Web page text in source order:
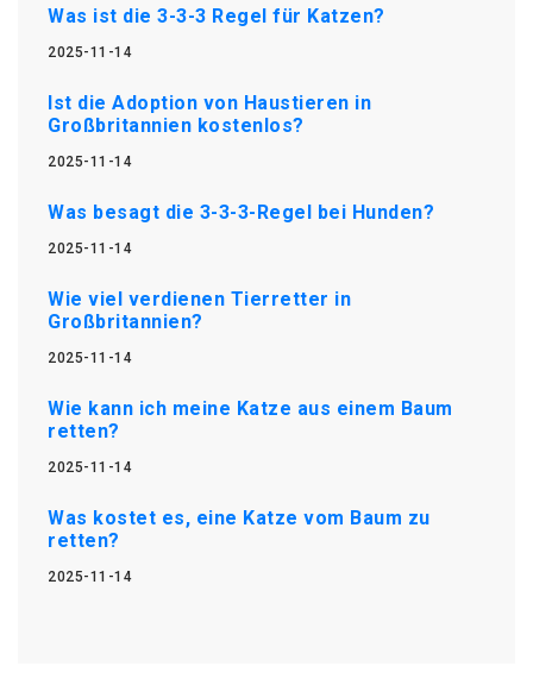
Was ist die 3-3-3 Regel für Katzen?
2025-11-14
Ist die Adoption von Haustieren in
Großbritannien kostenlos?
2025-11-14
Was besagt die 3-3-3-Regel bei Hunden?
2025-11-14
Wie viel verdienen Tierretter in
Großbritannien?
2025-11-14
Wie kann ich meine Katze aus einem Baum
retten?
2025-11-14
Was kostet es, eine Katze vom Baum zu
retten?
2025-11-14